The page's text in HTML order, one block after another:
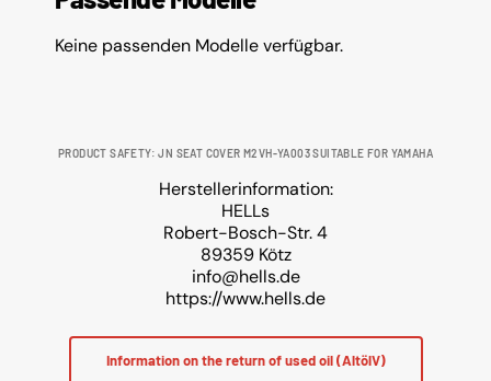
Keine passenden Modelle verfügbar.
PRODUCT SAFETY: JN SEAT COVER M2VH-YA003 SUITABLE FOR YAMAHA
Herstellerinformation:
HELLs
Robert-Bosch-Str. 4
89359 Kötz
info@hells.de
https://www.hells.de
Information on the return of used oil (AltölV)